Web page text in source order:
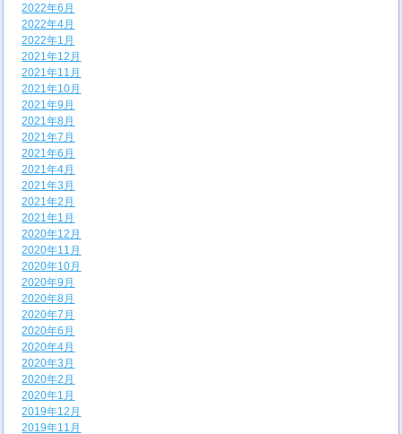
2022年6月
2022年4月
2022年1月
2021年12月
2021年11月
2021年10月
2021年9月
2021年8月
2021年7月
2021年6月
2021年4月
2021年3月
2021年2月
2021年1月
2020年12月
2020年11月
2020年10月
2020年9月
2020年8月
2020年7月
2020年6月
2020年4月
2020年3月
2020年2月
2020年1月
2019年12月
2019年11月